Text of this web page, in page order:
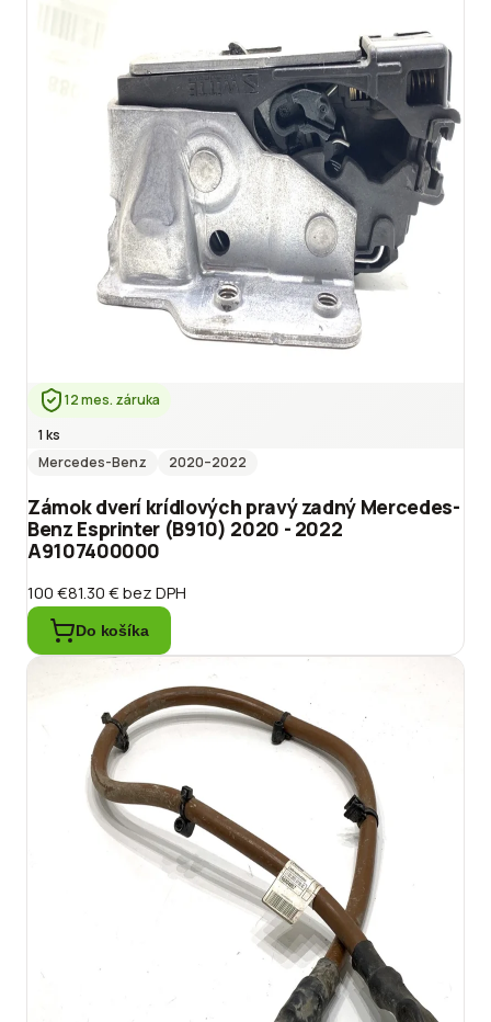
12 mes. záruka
1 ks
Mercedes-Benz
2020–2022
Zámok dverí krídlových pravý zadný Mercedes-
Benz Esprinter (B910) 2020 - 2022
A9107400000
100 €81.30 €bez DPH
Do košíka